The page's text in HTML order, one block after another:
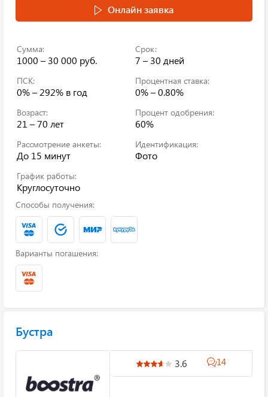
Онлайн заявка
Сумма:
1000 – 30 000 руб.
Срок:
7 – 30 дней
ПСК:
0% – 292% в год
Процентная ставка:
0% – 0.80%
Возраст:
21 – 70 лет
Процент одобрения:
60%
Рассмотрение анкеты:
До 15 минут
Идентификация:
Фото
График работы:
Круглосуточно
Способы получения:
Варианты погашения:
Бустра
3.6 14